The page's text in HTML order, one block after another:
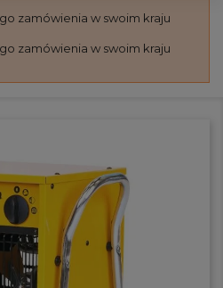
zamówienia w swoim kraju
zamówienia w swoim kraju